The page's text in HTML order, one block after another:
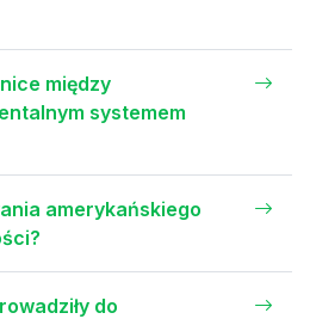
między
systemem
amerykańskiego
do